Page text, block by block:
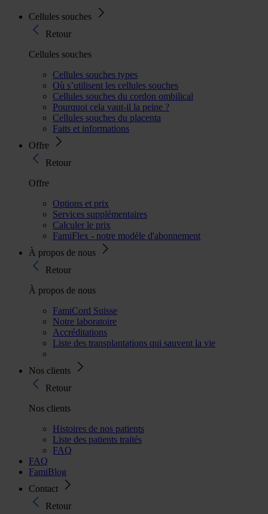
Cellules souches
Retour
Cellules souches
Cellules souches types
Où s’utilisent les cellules souches
Cellules souches du cordon ombilical
Pourquoi cela vaut-il la peine ?
Cellules souches du placenta
Faits et informations
Offre
Retour
Offre
Options et prix
Services supplémentaires
Calculer le prix
FamiFlex - notre modèle d'abonnement
À propos de nous
Retour
À propos de nous
FamiCord Suisse
Notre laboratoire
Accréditations
Liste des transplantations qui sauvent la vie
Nos clients
Retour
Nos clients
Histoires de nos patients
Liste des patients traités
FAQ
FAQ
FamiBlog
Contact
Retour